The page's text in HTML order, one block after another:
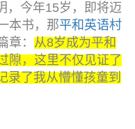
，今年15岁，即将迈
本书，那平和英语村
章： 从8岁成为平和
隙，这里不仅见证了
录了我从懵懂孩童到